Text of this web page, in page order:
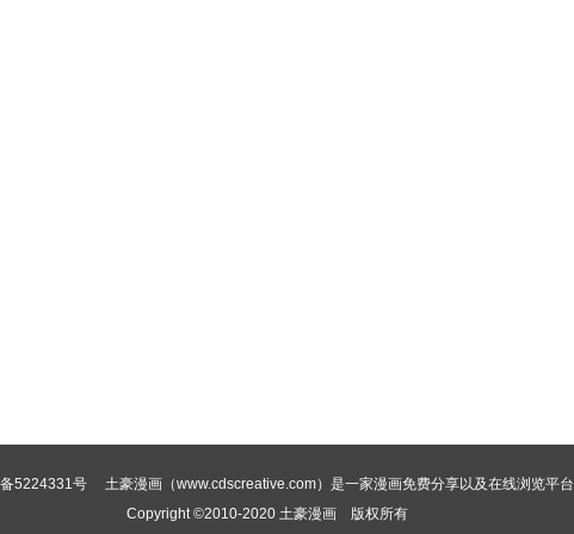
5224331号
土豪漫画（www.cdscreative.com）是一家漫画免费分享以及在线浏览平台
Copyright ©2010-2020 土豪漫画 版权所有